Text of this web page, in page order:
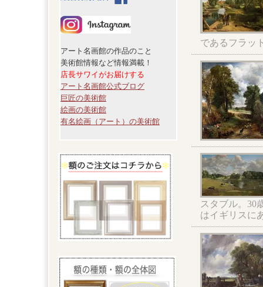
アート名画館の作品のこと
美術館情報など情報満載！
店長サワイがお届けする
アート名画館公式ブログ
巨匠の美術館
絵画の美術館
有名絵画（アート）の美術館
であるフラッ
スタブル。30
はイギリスに